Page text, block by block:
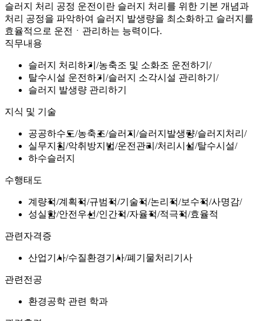
슬러지 처리 공정 운전이란 슬러지 처리를 위한 기본 개념과
처리 공정을 파악하여 슬러지 발생량을 최소화하고 슬러지를
효율적으로 운전ㆍ관리하는 능력이다.
직무내용
슬러지 처리하기
농축조 및 소화조 운전하기
탈수시설 운전하기
슬러지 소각시설 관리하기
슬러지 발생량 관리하기
지식 및 기술
공공하수도 농축조 슬러지 슬러지발생량 슬러지처리
실무지침 악취방지법 운전관리 처리시설 탈수시설
하수슬러지
수행태도
계량적 계획적 규범적 기술적 논리적 보수적 사명감
성실함 안전우선 인간적 자율적 적극적 효율적
관련자격증
산업기사 수질환경기사 폐기물처리기사
관련전공
환경공학 관련 학과